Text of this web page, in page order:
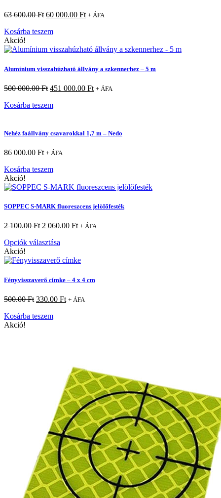
63 600.00Ft 60 000.00 Ft + ÁFA
Kosárba teszem
Akció!
Alumínium visszahúzható állvány a szkennerhez – 5 m
500 000.00Ft 451 000.00 Ft + ÁFA
Kosárba teszem
Nehéz faállvány csavarokkal 1,7 m – Nedo
86 000.00 Ft + ÁFA
Kosárba teszem
Akció!
SOPPEC S-MARK fluoreszcens jelölőfesték
2 100.00Ft 2 060.00 Ft + ÁFA
Opciók választása
Akció!
Fényvisszaverő címke – 4 x 4 cm
500.00Ft 330.00 Ft + ÁFA
Kosárba teszem
Akció!